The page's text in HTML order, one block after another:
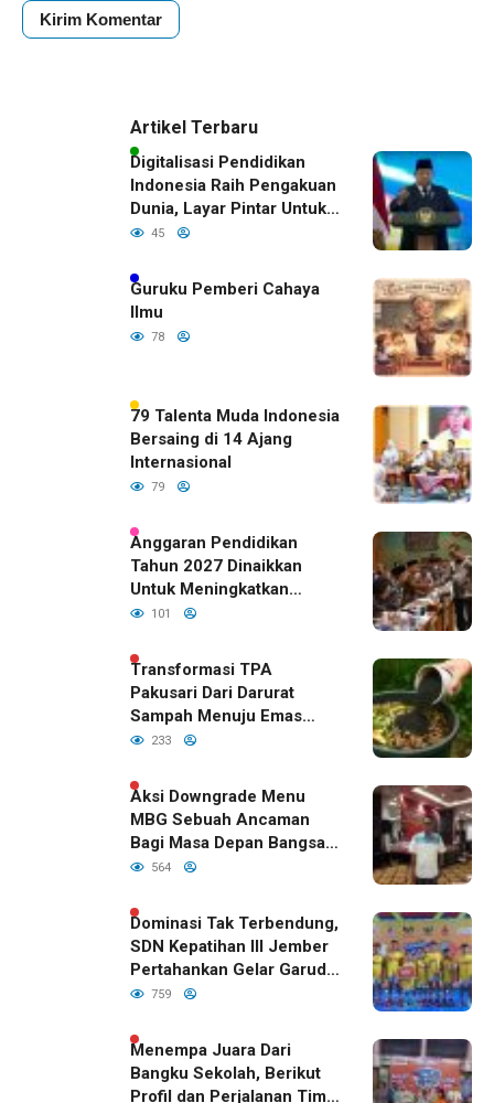
Artikel Terbaru
Digitalisasi Pendidikan
Indonesia Raih Pengakuan
Dunia, Layar Pintar Untuk
Semua Siswa
45
Guruku Pemberi Cahaya
Ilmu
78
79 Talenta Muda Indonesia
Bersaing di 14 Ajang
Internasional
79
Anggaran Pendidikan
Tahun 2027 Dinaikkan
Untuk Meningkatkan
Kualitas Anak Bangsa,
RI
101
Transformasi TPA
Pakusari Dari Darurat
Sampah Menuju Emas
Hijau di Era Kepemimpinan
233
Aksi Downgrade Menu
MBG Sebuah Ancaman
Bagi Masa Depan Bangsa
Indonesia
564
Dominasi Tak Terbendung,
SDN Kepatihan III Jember
Pertahankan Gelar Garuda
Cup 2026
759
Menempa Juara Dari
Bangku Sekolah, Berikut
Profil dan Perjalanan Tim